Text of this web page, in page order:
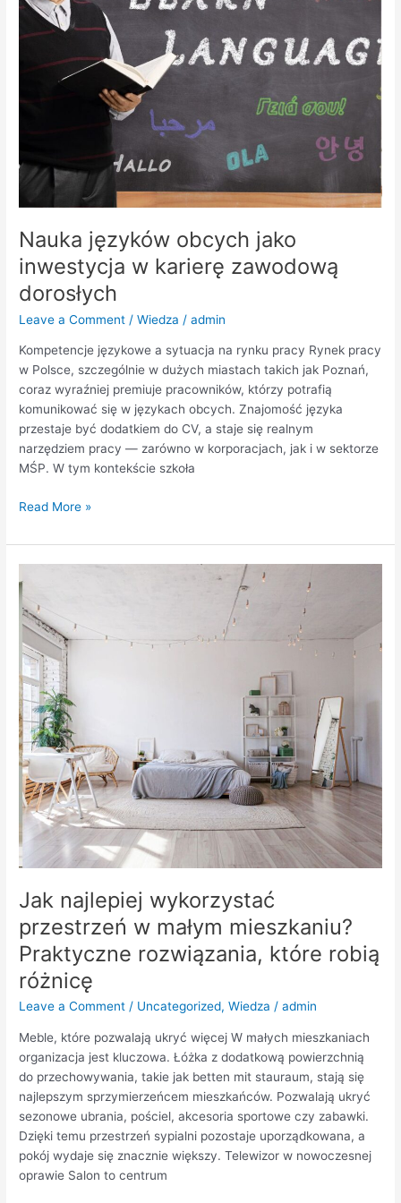
Nauka języków obcych jako
inwestycja w karierę zawodową
dorosłych
Leave a Comment /Wiedza /admin
Kompetencje językowe a sytuacja na rynku pracy Rynek pracy
w Polsce, szczególnie w dużych miastach takich jak Poznań,
coraz wyraźniej premiuje pracowników, którzy potrafią
komunikować się w językach obcych. Znajomość języka
przestaje być dodatkiem do CV, a staje się realnym
narzędziem pracy — zarówno w korporacjach, jak i w sektorze
MŚP. W tym kontekście szkoła
w
karierę
dorosłych
Read More »
Jak najlepiej wykorzystać
przestrzeń w małym mieszkaniu?
Praktyczne rozwiązania, które robią
różnicę
Leave a Comment / Uncategorized,Wiedza /admin
Meble, które pozwalają ukryć więcej W małych mieszkaniach
organizacja jest kluczowa. Łóżka z dodatkową powierzchnią
do przechowywania, takie jak betten mit stauraum, stają się
najlepszym sprzymierzeńcem mieszkańców. Pozwalają ukryć
sezonowe ubrania, pościel, akcesoria sportowe czy zabawki.
Dzięki temu przestrzeń sypialni pozostaje uporządkowana, a
pokój wydaje się znacznie większy. Telewizor w nowoczesnej
oprawie Salon to centrum
najlepiej
wykorzystać
przestrzeń
w
małym
mieszkaniu?
Praktyczne
rozwiązania,
które
robią
różnicę